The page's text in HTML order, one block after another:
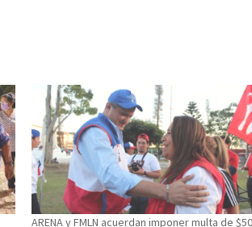
ARENA y FMLN acuerdan imponer multa de